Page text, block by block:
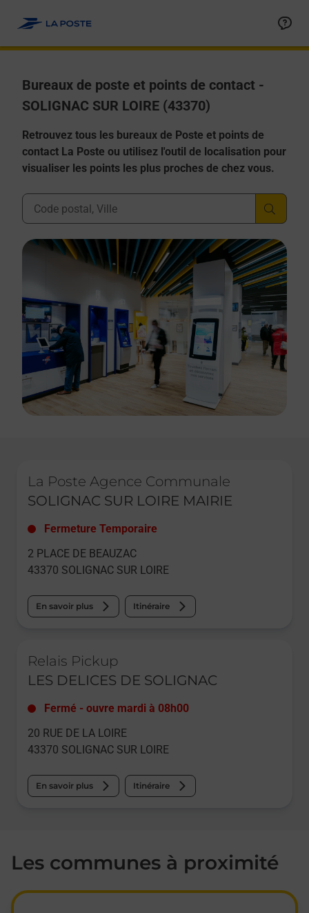
Bureaux de poste et points de contact -
SOLIGNAC SUR LOIRE (43370)
Retrouvez tous les bureaux de Poste et points de
contact La Poste ou utilisez l'outil de localisation pour
visualiser les points les plus proches de chez vous.
Ville, Département, Code Postal
La Poste Agence Communale
SOLIGNAC SUR LOIRE MAIRIE
Fermeture Temporaire
2 PLACE DE BEAUZAC
43370 SOLIGNAC SUR LOIRE
En savoir plus Itinéraire
Relais Pickup
LES DELICES DE SOLIGNAC
Fermé - ouvre mardi à 08h00
20 RUE DE LA LOIRE
43370 SOLIGNAC SUR LOIRE
En savoir plus Itinéraire
Les communes à proximité